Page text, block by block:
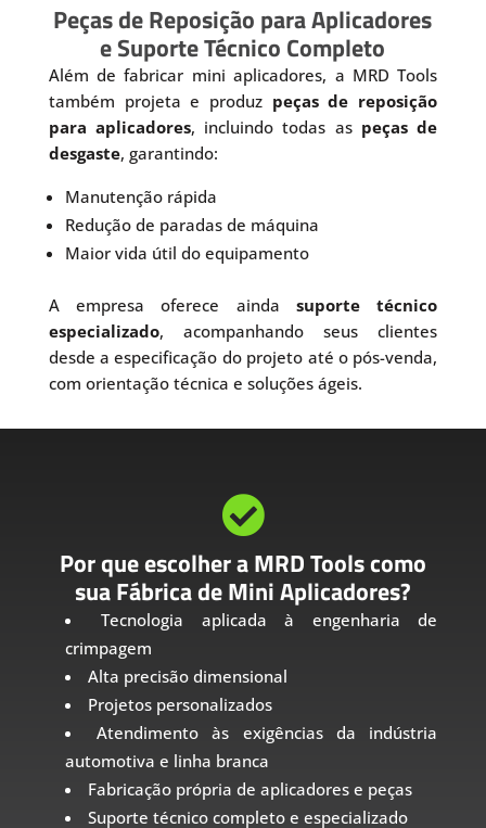
Peças de Reposição para Aplicadores
e Suporte Técnico Completo
Além de fabricar mini aplicadores, a MRD Tools
também projeta e produz peças de reposição
para aplicadores, incluindo todas as peças de
desgaste, garantindo:
Manutenção rápida
Redução de paradas de máquina
Maior vida útil do equipamento
A empresa oferece ainda suporte técnico
especializado, acompanhando seus clientes
desde a especificação do projeto até o pós-venda,
com orientação técnica e soluções ágeis.

Por que escolher a MRD Tools como
sua Fábrica de Mini Aplicadores?
Tecnologia aplicada à engenharia de
crimpagem
Alta precisão dimensional
Projetos personalizados
Atendimento às exigências da indústria
automotiva e linha branca
Fabricação própria de aplicadores e peças
Suporte técnico completo e especializado